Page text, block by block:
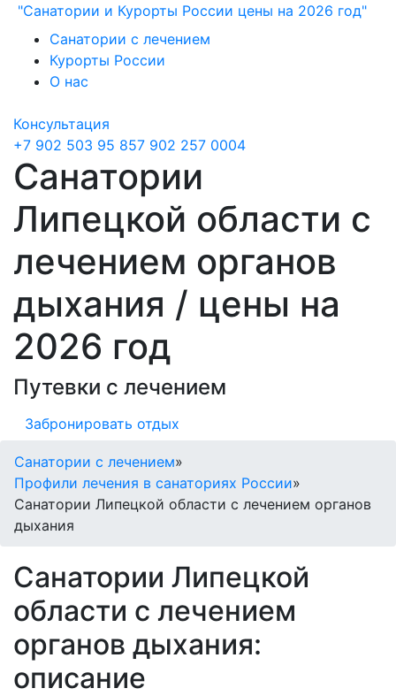
"Санатории и Курорты России цены на 2026 год"
Санатории с лечением
Курорты России
О нас
Консультация
+7 902 503 95 857 902 257 0004
Санатории
Липецкой области с
лечением органов
дыхания / цены на
2026 год
Путевки с лечением
Забронировать отдых
Санатории с лечением»
Профили лечения в санаториях России»
Санатории Липецкой области с лечением органов
дыхания
Санатории Липецкой
области с лечением
органов дыхания:
описание